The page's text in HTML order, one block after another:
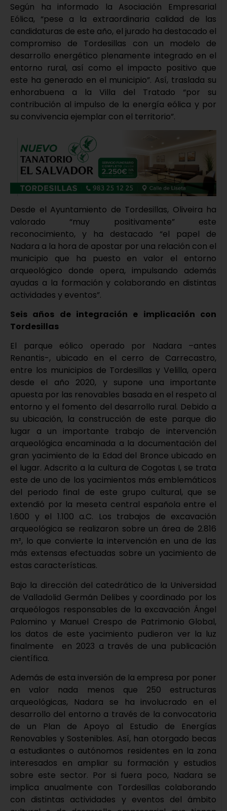
Según ha informado la Asociación Empresarial
Eólica, “pese a la extraordinaria calidad de las
candidaturas de este año, el jurado ha destacado el
compromiso de Tordesillas con un modelo de
desarrollo energético plenamente integrado en el
entorno rural, así como el impacto positivo que
este ha generado en el municipio”. Así, traslada su
enhorabuena a la Villa del Tratado “por su
contribución al impulso de la energía eólica y por
su convivencia ejemplar con el territorio”.
Desde el Ayuntamiento de Tordesillas, Oliveira ha
valorado “muy positivamente” este
reconocimiento, y ha destacado “el papel de
Nadara a la hora de apostar por una relación con el
municipio que ha puesto en valor el entorno
arqueológico donde opera, impulsando además
ayudas a la formación y colaborando en distintas
actividades y eventos”.
Seis años de integración e implicación con
Tordesillas
El parque eólico operado por Nadara –antes
Renantis-, ubicado en el cerro de Carrecastro,
entre los municipios de Tordesillas y Velilla, opera
desde el año 2020, y supone una importante
apuesta por las renovables basada en el respeto al
entorno y el fomento del desarrollo rural. Debido a
su ubicación, la construcción de este parque dio
lugar a un importante trabajo de intervención
arqueológica encaminada a la documentación del
gran yacimiento de la Edad del Bronce ubicado en
el lugar. Adscrito a la cultura de Cogotas I, se trata
este de uno de los yacimientos más emblemáticos
del periodo final de este grupo cultural, que se
extendió por la meseta central española entre el
1.600 y el 1.100 a.C. Los trabajos de excavación
arqueológica se realizaron sobre un área de 2.816
m², lo que convierte la intervención en una de las
más extensas efectuadas sobre un yacimiento de
estas características.
Bajo la dirección del catedrático de la Universidad
de Valladolid Germán Delibes y coordinado por los
arqueólogos responsables de la excavación Ángel
Palomino y Manuel Crespo de Patrimonio Global,
los datos de este yacimiento pudieron ver la luz
finalmente en 2023 a través de una publicación
científica.
Además de esta inversión de la empresa por poner
en valor nada menos que 250 estructuras
arqueológicas, Nadara se ha involucrado en el
desarrollo del entorno a través de la convocatoria
de un Plan de Apoyo al Estudio de Energías
Renovables y Sostenibles. Así, han otorgado becas
a estudiantes o autónomos residentes en la zona
interesados en ampliar su formación y estudios
sobre este sector. Por si fuera poco, Nadara se
implica anualmente con Tordesillas colaborando
con distintas actividades y eventos del ámbito